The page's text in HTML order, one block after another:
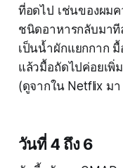
ที่อดไป เช่นของผม
ชนิดอาหารกลับมา
เป็นน้ำผักแยกกาก
แล้วมื้อถัดไปค่อยเพิ่
(ดูจากใน Netflix ม
วันที่ 4 ถึง 6